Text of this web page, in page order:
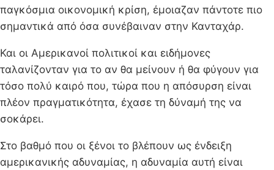
παγκόσμια οικονομική κρίση, έμοιαζαν πάντοτε πιο
σημαντικά από όσα συνέβαιναν στην Κανταχάρ.
Και οι Αμερικανοί πολιτικοί και ειδήμονες
ταλανίζονταν για το αν θα μείνουν ή θα φύγουν για
τόσο πολύ καιρό που, τώρα που η απόσυρση είναι
πλέον πραγματικότητα, έχασε τη δύναμή της να
σοκάρει.
Στο βαθμό που οι ξένοι το βλέπουν ως ένδειξη
αμερικανικής αδυναμίας, η αδυναμία αυτή είναι